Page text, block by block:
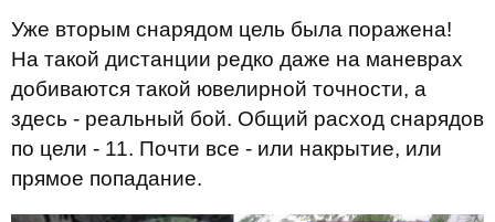
Уже вторым снарядом цель была поражена!
На такой дистанции редко даже на маневрах
добиваются такой ювелирной точности, а
здесь - реальный бой. Общий расход снарядов
по цели - 11. Почти все - или накрытие, или
прямое попадание.